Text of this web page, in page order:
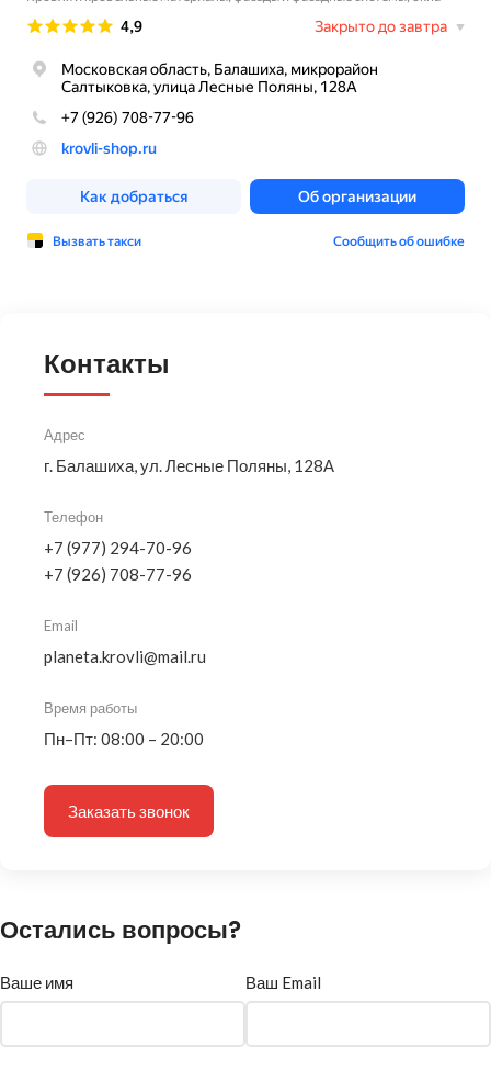
Контакты
Адрес
г. Балашиха, ул. Лесные Поляны, 128А
Телефон
+7 (977) 294-70-96
+7 (926) 708-77-96
Email
planeta.krovli@mail.ru
Время работы
Пн–Пт: 08:00 – 20:00
Заказать звонок
Остались вопросы?
Ваше имя Ваш Email